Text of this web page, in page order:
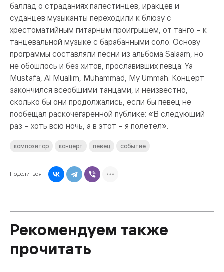
баллад о страданиях палестинцев, иракцев и
суданцев музыканты переходили к блюзу с
хрестоматийным гитарным проигрышем, от танго – к
танцевальной музыке с барабанными соло. Основу
программы составляли песни из альбома Salaam, но
не обошлось и без хитов, прославивших певца: Ya
Mustafa, Al Muallim, Muhammad, My Ummah. Концерт
закончился всеобщими танцами, и неизвестно,
сколько бы они продолжались, если бы певец не
пообещал раскочегаренной публике: «В следующий
раз – хоть всю ночь, а в этот – я полетел».
композитор концерт певец событие
Поделиться
Рекомендуем также
прочитать